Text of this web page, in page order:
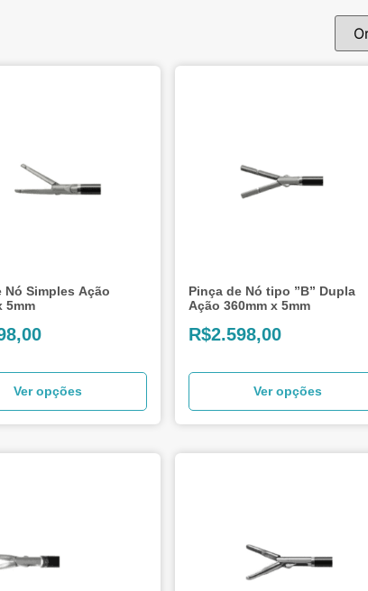
Nó Simples Ação
5mm
Ver opções
Pinça de Nó tipo ”B” Dupla
Ação 360mm x 5mm
R$2.598,00
Ver opções